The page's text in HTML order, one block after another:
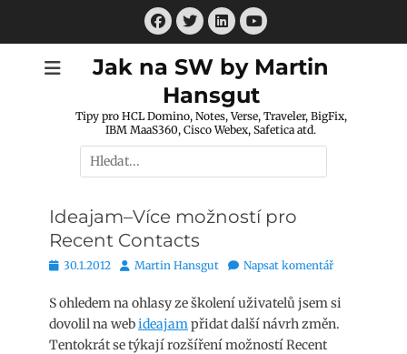
Facebook
Twitter
LinkedIn
Youtube
Jak na SW by Martin
Hansgut
Tipy pro HCL Domino, Notes, Verse, Traveler, BigFix,
IBM MaaS360, Cisco Webex, Safetica atd.
Hledat:
Ideajam–Více možností pro
Recent Contacts
Publikováno
30.1.2012 AutorMartin Hansgut Napsat komentář
S ohledem na ohlasy ze školení uživatelů jsem si
dovolil na webideajampřidat další návrh změn.
Tentokrát se týkají rozšíření možností Recent